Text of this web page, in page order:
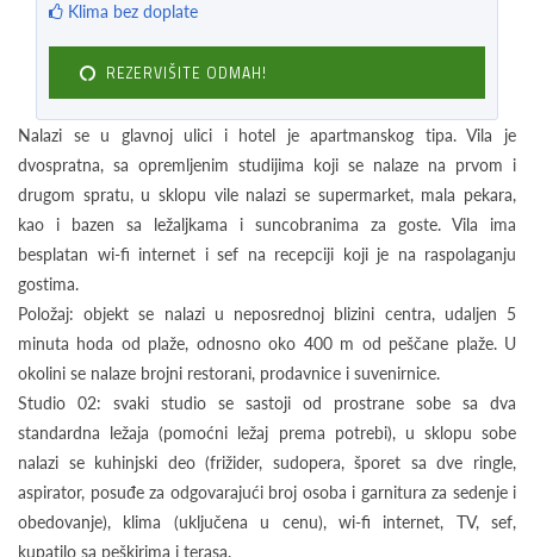
Klima bez doplate
REZERVIŠITE ODMAH!
Nalazi se u glavnoj ulici i hotel je apartmanskog tipa. Vila je
dvospratna, sa opremljenim studijima koji se nalaze na prvom i
drugom spratu, u sklopu vile nalazi se supermarket, mala pekara,
kao i bazen sa ležaljkama i suncobranima za goste. Vila ima
besplatan wi-fi internet i sef na recepciji koji je na raspolaganju
gostima.
Položaj: objekt se nalazi u neposrednoj blizini centra, udaljen 5
minuta hoda od plaže, odnosno oko 400 m od peščane plaže. U
okolini se nalaze brojni restorani, prodavnice i suvenirnice.
Studio 02: svaki studio se sastoji od prostrane sobe sa dva
standardna ležaja (pomoćni ležaj prema potrebi), u sklopu sobe
nalazi se kuhinjski deo (frižider, sudopera, šporet sa dve ringle,
aspirator, posuđe za odgovarajući broj osoba i garnitura za sedenje i
obedovanje), klima (uključena u cenu), wi-fi internet, TV, sef,
kupatilo sa peškirima i terasa.